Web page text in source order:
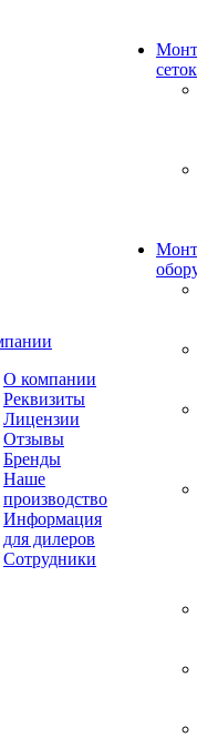
О компании
Реквизиты
Лицензии
Отзывы
Бренды
Наше
производство
Информация
для дилеров
Сотрудники
сеток